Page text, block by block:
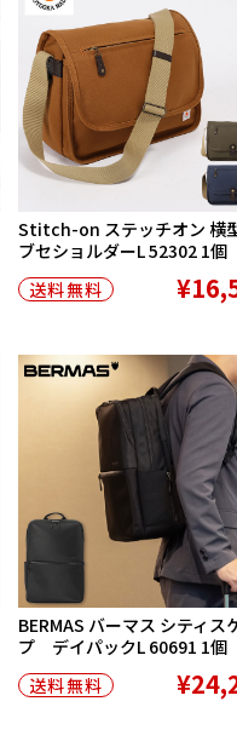
Stitch-on ステッチオン 横
ブセショルダーL 52302 1個
送料無料
BERMAS バーマス シティス
プ デイパックL 60691 1個
送料無料